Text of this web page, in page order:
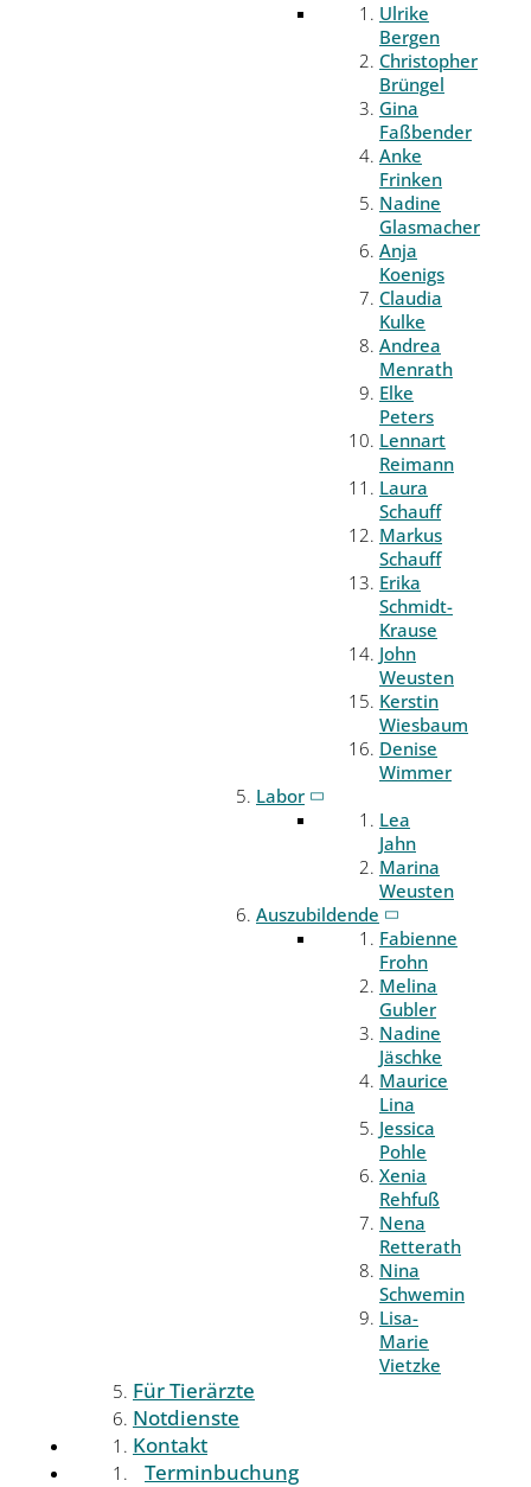
Ulrike
Bergen
Christopher
Brüngel
Gina
Faßbender
Anke
Frinken
Nadine
Glasmacher
Anja
Koenigs
Claudia
Kulke
Andrea
Menrath
Elke
Peters
Lennart
Reimann
Laura
Schauff
Markus
Schauff
Erika
Schmidt-
Krause
John
Weusten
Kerstin
Wiesbaum
Denise
Wimmer
Labor
Lea
Jahn
Marina
Weusten
Auszubildende
Fabienne
Frohn
Melina
Gubler
Nadine
Jäschke
Maurice
Lina
Jessica
Pohle
Xenia
Rehfuß
Nena
Retterath
Nina
Schwemin
Lisa-
Marie
Vietzke
Für Tierärzte
Notdienste
Kontakt
Terminbuchung